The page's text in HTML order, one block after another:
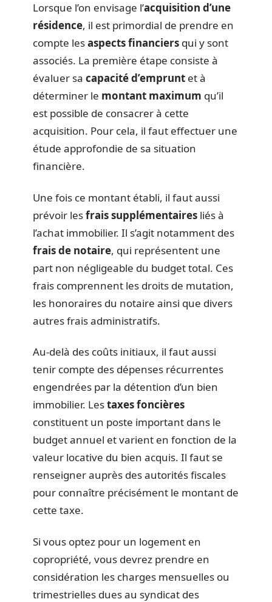
Lorsque l’on envisage l’acquisition d’une
résidence, il est primordial de prendre en
compte lesaspects financiers qui y sont
associés. La première étape consiste à
évaluer sa capacité d’emprunt et à
déterminer le montant maximum qu’il
est possible de consacrer à cette
acquisition. Pour cela, il faut effectuer une
étude approfondie de sa situation
financière.
Une fois ce montant établi, il faut aussi
prévoir lesfrais supplémentaires liés à
l’achat immobilier. Il s’agit notamment des
frais de notaire, qui représentent une
part non négligeable du budget total. Ces
frais comprennent les droits de mutation,
les honoraires du notaire ainsi que divers
autres frais administratifs.
Au-delà des coûts initiaux, il faut aussi
tenir compte des dépenses récurrentes
engendrées par la détention d’un bien
immobilier. Lestaxes foncières
constituent un poste important dans le
budget annuel et varient en fonction de la
valeur locative du bien acquis. Il faut se
renseigner auprès des autorités fiscales
pour connaître précisément le montant de
cette taxe.
Si vous optez pour un logement en
copropriété, vous devrez prendre en
considération les charges mensuelles ou
trimestrielles dues au syndicat des